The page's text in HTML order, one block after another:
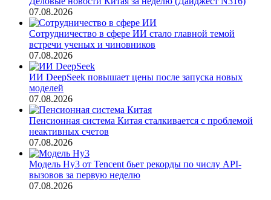
07.08.2026
Сотрудничество в сфере ИИ стало главной темой
встречи ученых и чиновников
07.08.2026
ИИ DeepSeek повышает цены после запуска новых
моделей
07.08.2026
Пенсионная система Китая сталкивается с проблемой
неактивных счетов
07.08.2026
Модель Hy3 от Tencent бьет рекорды по числу API-
вызовов за первую неделю
07.08.2026